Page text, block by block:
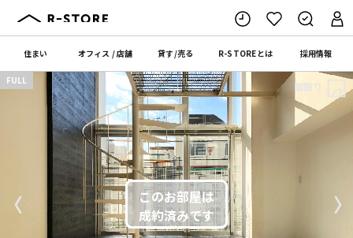
住まい オフィス /店舗 貸す/売る R-STOREとは 採用情報
〈 〉
FULL 間取り